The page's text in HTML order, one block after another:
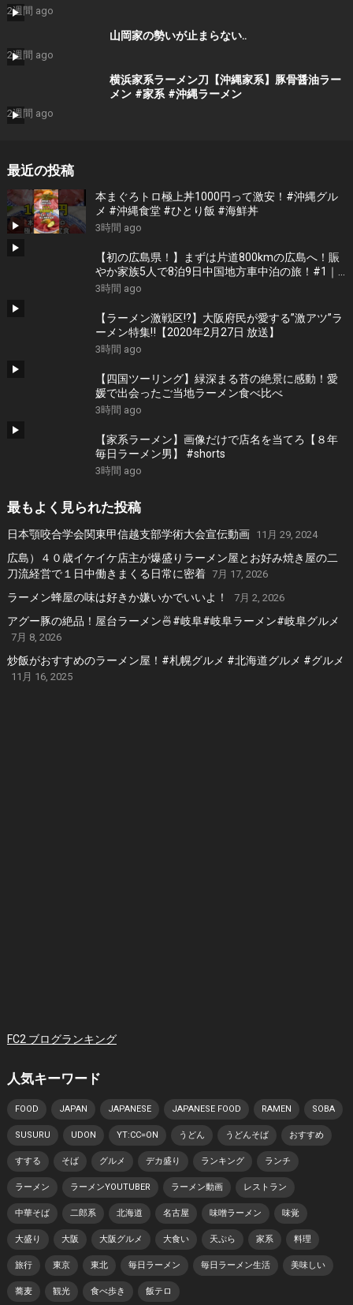
2週間 ago
山岡家の勢いが止まらない‥
2週間 ago
横浜家系ラーメン刀【沖縄家系】豚骨醤油ラー
メン #家系 #沖縄ラーメン
2週間 ago
最近の投稿
本まぐろトロ極上丼1000円って激安！#沖縄グル
メ #沖縄食堂 #ひとり飯 #海鮮丼
3時間 ago
【初の広島県！】まずは片道800kmの広島へ！賑
やか家族5人で8泊9日中国地方車中泊の旅！#1｜
風情溢れる尾道と家族大絶賛のご当地ラーメン｜
全国制覇！＞
3時間 ago
【ラーメン激戦区!?】大阪府民が愛する”激アツ”ラ
ーメン特集‼︎【2020年2月27日 放送】
3時間 ago
【四国ツーリング】緑深まる苔の絶景に感動！愛
媛で出会ったご当地ラーメン食べ比べ
3時間 ago
【家系ラーメン】画像だけで店名を当てろ【８年
毎日ラーメン男】 #shorts
3時間 ago
最もよく見られた投稿
日本顎咬合学会関東甲信越支部学術大会宣伝動画 11月 29, 2024
広島）４０歳イケイケ店主が爆盛りラーメン屋とお好み焼き屋の二
刀流経営で１日中働きまくる日常に密着 7月 17, 2026
ラーメン蜂屋の味は好きか嫌いかでいいよ！ 7月 2, 2026
アグー豚の絶品！屋台ラーメン🍜#岐阜#岐阜ラーメン#岐阜グルメ
7月 8, 2026
炒飯がおすすめのラーメン屋！#札幌グルメ #北海道グルメ #グルメ
11月 16, 2025
FC2 ブログランキング
人気キーワード
FOOD JAPAN JAPANESE JAPANESE FOOD RAMEN SOBA
SUSURU UDON YT:CC=ON うどん うどんそば おすすめ
すする そば グルメ デカ盛り ランキング ランチ
ラーメン ラーメンYOUTUBER ラーメン動画 レストラン
中華そば 二郎系 北海道 名古屋 味噌ラーメン 味覚
大盛り 大阪 大阪グルメ 大食い 天ぷら 家系 料理
旅行 東京 東北 毎日ラーメン 毎日ラーメン生活 美味しい
蕎麦 観光 食べ歩き 飯テロ